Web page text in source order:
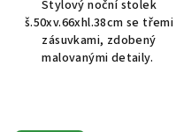
Stylový noční stolek
š.50xv.66xhl.38cm se třemi
zásuvkami, zdobený
malovanými detaily.